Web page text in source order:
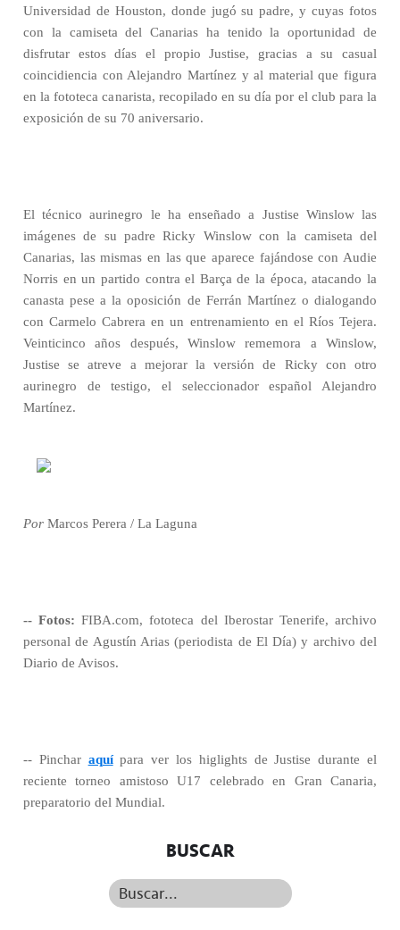
Universidad de Houston, donde jugó su padre, y cuyas fotos
con la camiseta del Canarias ha tenido la oportunidad de
disfrutar estos días el propio Justise, gracias a su casual
coincidiencia con Alejandro Martínez y al material que figura
en la fototeca canarista, recopilado en su día por el club para la
exposición de su 70 aniversario.
El técnico aurinegro le ha enseñado a Justise Winslow las
imágenes de su padre Ricky Winslow con la camiseta del
Canarias, las mismas en las que aparece fajándose con Audie
Norris en un partido contra el Barça de la época, atacando la
canasta pese a la oposición de Ferrán Martínez o dialogando
con Carmelo Cabrera en un entrenamiento en el Ríos Tejera.
Veinticinco años después, Winslow rememora a Winslow,
Justise se atreve a mejorar la versión de Ricky con otro
aurinegro de testigo, el seleccionador español Alejandro
Martínez.
Por Marcos Perera / La Laguna
-- Fotos: FIBA.com, fototeca del Iberostar Tenerife, archivo
personal de Agustín Arias (periodista de El Día) y archivo del
Diario de Avisos.
-- Pinchar aquí para ver los higlights de Justise durante el
reciente torneo amistoso U17 celebrado en Gran Canaria,
preparatorio del Mundial.
BUSCAR
Buscar...